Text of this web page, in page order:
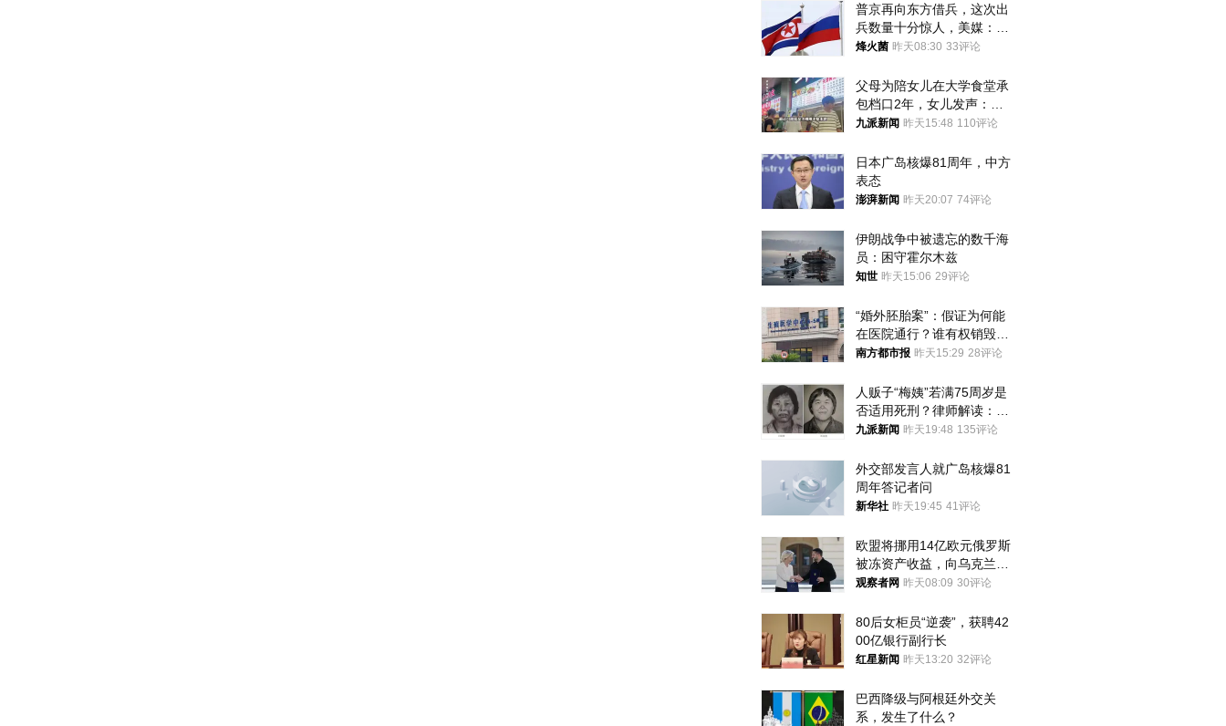
普京再向东方借兵，这次出
兵数量十分惊人，美媒：俄
朝要动真格？
烽火菌 昨天08:30 33评论
父母为陪女儿在大学食堂承
包档口2年，女儿发声：初
衷是为了陪伴，毕业后将不
九派新闻 昨天15:48 110评论
日本广岛核爆81周年，中方
表态
澎湃新闻 昨天20:07 74评论
伊朗战争中被遗忘的数千海
员：困守霍尔木兹
知世 昨天15:06 29评论
“婚外胚胎案”：假证为何能
在医院通行？谁有权销毁胚
胎？
南方都市报 昨天15:29 28评论
人贩子“梅姨”若满75周岁是
否适用死刑？律师解读：很
大概率不会被判处死刑
九派新闻 昨天19:48 135评论
外交部发言人就广岛核爆81
周年答记者问
新华社 昨天19:45 41评论
欧盟将挪用14亿欧元俄罗斯
被冻资产收益，向乌克兰提
供援助
观察者网 昨天08:09 30评论
80后女柜员“逆袭”，获聘42
00亿银行副行长
红星新闻 昨天13:20 32评论
巴西降级与阿根廷外交关
系，发生了什么？